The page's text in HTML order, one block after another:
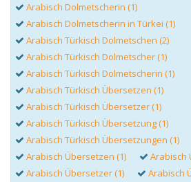
Arabisch Dolmetscherin (1)
Arabisch Dolmetscherin in Türkei (1)
Arabisch Türkisch Dolmetschen (2)
Arabisch Türkisch Dolmetscher (1)
Arabisch Türkisch Dolmetscherin (1)
Arabisch Türkisch Übersetzen (1)
Arabisch Türkisch Übersetzer (1)
Arabisch Türkisch Übersetzung (1)
Arabisch Türkisch Übersetzungen (1)
Arabisch Übersetzen (1)
Arabisch
Arabisch Übersetzer (1)
Arabisch